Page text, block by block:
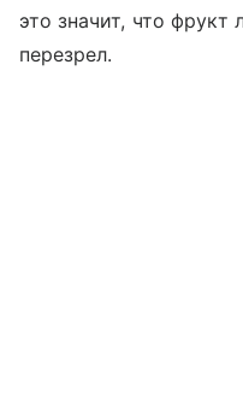
это значит, что фрукт
перезрел.